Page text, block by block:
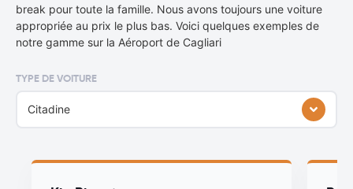
break pour toute la famille. Nous avons toujours une voiture
appropriée au prix le plus bas. Voici quelques exemples de
notre gamme sur la Aéroport de Cagliari
TYPE DE VOITURE
Citadine